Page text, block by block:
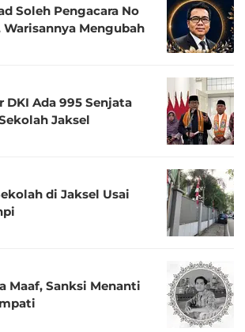
Soleh Pengacara No
Mengubah
Senjata
Jaksel
di Jaksel Usai
Maaf, Sanksi Menanti